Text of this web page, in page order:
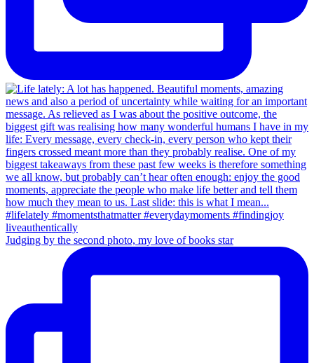
Judging by the second photo, my love of books star